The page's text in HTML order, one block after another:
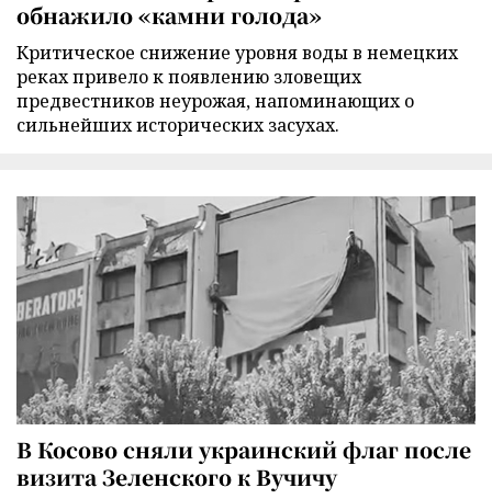
обнажило «камни голода»
Критическое снижение уровня воды в немецких
реках привело к появлению зловещих
предвестников неурожая, напоминающих о
сильнейших исторических засухах.
В Косово сняли украинский флаг после
визита Зеленского к Вучичу